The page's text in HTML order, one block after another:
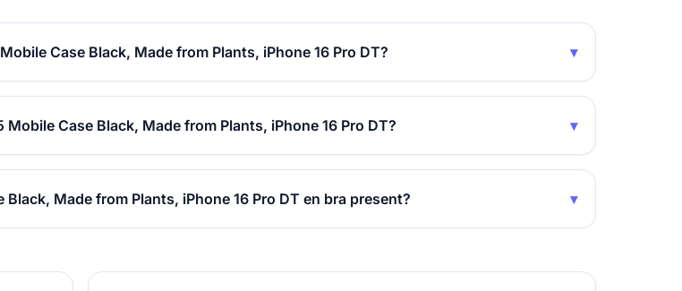
Case Black, Made from Plants, iPhone 16 Pro DT? ▾
Mobile Case Black, Made from Plants, iPhone 16 Pro DT? ▾
Black, Made from Plants, iPhone 16 Pro DT en bra present? ▾